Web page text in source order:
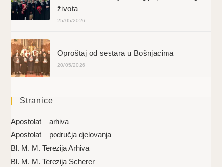
života
25/05/2026
Oproštaj od sestara u Bošnjacima
20/05/2026
Stranice
Apostolat – arhiva
Apostolat – područja djelovanja
Bl. M. M. Terezija Arhiva
Bl. M. M. Terezija Scherer